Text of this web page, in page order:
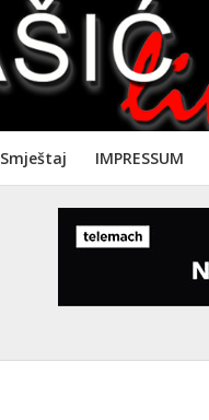
Smještaj IMPRESSUM